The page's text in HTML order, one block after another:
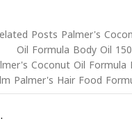
Posts Palmer's
Oil Formula Body Oil
Coconut Oil Formula
Palmer's Hair Food